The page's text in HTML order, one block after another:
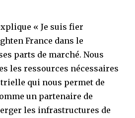
« Je suis fier
France dans le
parts de marché. Nous
les ressources nécessaires
qui nous permet de
un partenaire de
les infrastructures de